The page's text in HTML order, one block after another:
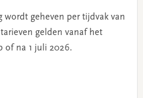
geheven per tijdvak van
gelden vanaf het
of na 1 juli 2026.